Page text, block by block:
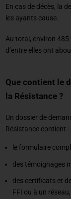
En cas de décès, la
les ayants cause.
Au total, environ 485
d’entre elles ont
Que contient le
la Résistance ?
Un dossier de
Résistance contient :
le formulaire
des témoignages
des certificats et
FFI ou à un réseau,